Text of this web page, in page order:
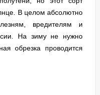
В целом абсолютно
вредителям и
На зиму не нужно
обрезка проводится